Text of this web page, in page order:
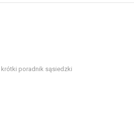
poradnik sąsiedzki